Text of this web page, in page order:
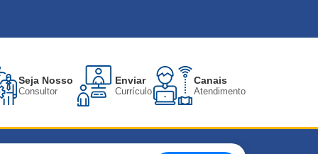
Seja Nosso
Consultor
Enviar
Currículo
Canais
Atendimento